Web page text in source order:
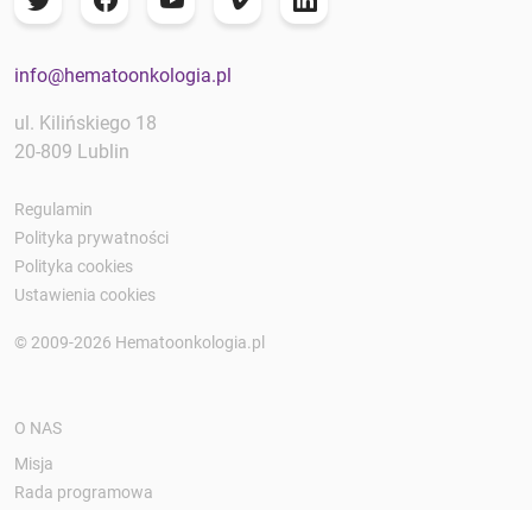
info@hematoonkologia.pl
ul. Kilińskiego 18
20-809 Lublin
Regulamin
Polityka prywatności
Polityka cookies
Ustawienia cookies
© 2009-2026 Hematoonkologia.pl
O NAS
Misja
Rada programowa